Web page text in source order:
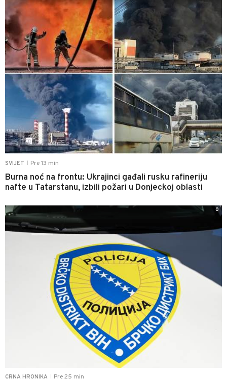
SVIJET Pre 13 min
Burna noć na frontu: Ukrajinci gađali rusku rafineriju
nafte u Tatarstanu, izbili požari u Donjeckoj oblasti
CRNA HRONIKA Pre 25 min
0